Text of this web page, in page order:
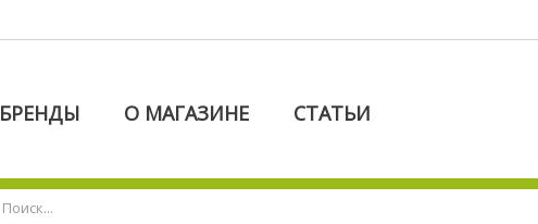
БРЕНДЫ О МАГАЗИНЕ СТАТЬИ